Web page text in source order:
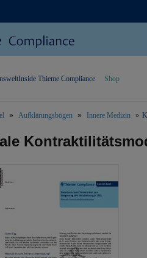
Inside Thieme Compliance Shop
Aufklärungsbögen Innere Medizin